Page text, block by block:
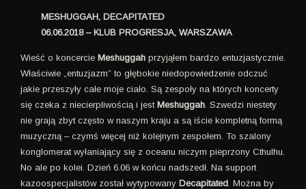
MESHUGGAH, DECAPITATED
06.06.2018 – KLUB PROGRESJA, WARSZAWA
Wieść o koncercie Meshuggah przyjąłem bardzo entuzjastycznie.
Właściwie „entuzjazm” to głębokie niedopowiedzenie odczuć
jakie przeszyły całe moje ciało. Są zespoły na których koncerty
się czeka z niecierpliwością i jest Meshuggah. Szwedzi niestety
nie grają zbyt często w naszym kraju a są iście kompletną formą
muzyczną – czymś więcej niż kolejnym zespołem. To szalony
konglomerat wyłaniający się z oceanu niczym pieprzony Cthulhu.
No ale po kolei. Dzień 6.06 w końcu nadszedł. Na support
kazoospecjalistów został wytypowany Decapitated. Można by